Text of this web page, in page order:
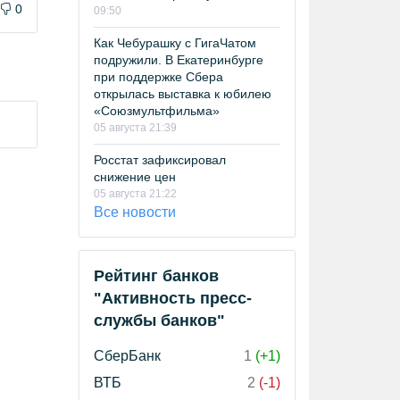
0 09:50
Как Чебурашку с ГигаЧатом
подружили. В Екатеринбурге
при поддержке Сбера
открылась выставка к юбилею
«Союзмультфильма»
05 августа 21:39
Росстат зафиксировал
снижение цен
05 августа 21:22
Все новости
Рейтинг банков
"Активность пресс-
службы банков"
СберБанк 1 (+1)
ВТБ
2 (-1)